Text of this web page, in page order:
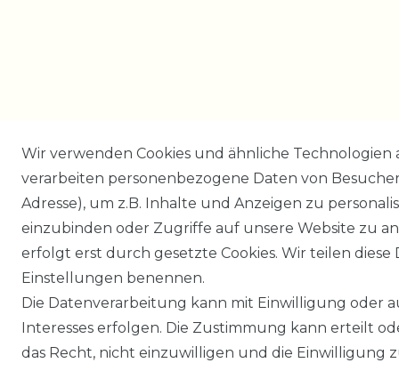
Wir verwenden Cookies und ähnliche
verarbeiten personenbezogene Daten von
Adresse), um z.B. Inhalte und Anzeigen zu
einzubinden oder Zugriffe auf unsere Website zu
erfolgt erst durch gesetzte Cookies. Wir teilen
Einstellungen benennen.
Die Datenverarbeitung kann mit Einwilligung oder
Interesses erfolgen. Die Zustimmung kann erteilt
das Recht, nicht einzuwilligen und die Einwilligung